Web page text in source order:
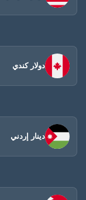
دولار كندي
دينار إردني